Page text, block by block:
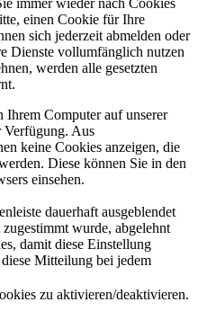
immer wieder nach Cookies
einen Cookie für Ihre
sich jederzeit abmelden oder
Dienste vollumfänglich nutzen
werden alle gesetzten
Computer auf unserer
Verfügung. Aus
keine Cookies anzeigen, die
Diese können Sie in den
einsehen.
dauerhaft ausgeblendet
wurde, abgelehnt
damit diese Einstellung
Mitteilung bei jedem
zu aktivieren/deaktivieren.